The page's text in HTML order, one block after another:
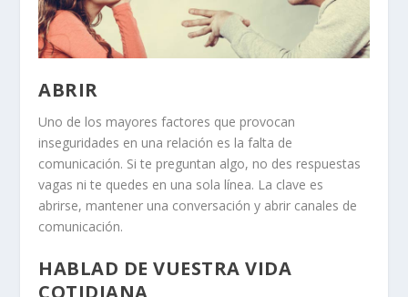
ABRIR
Uno de los mayores factores que provocan
inseguridades en una relación es la falta de
comunicación. Si te preguntan algo, no des respuestas
vagas ni te quedes en una sola línea. La clave es
abrirse, mantener una conversación y abrir canales de
comunicación.
HABLAD DE VUESTRA VIDA